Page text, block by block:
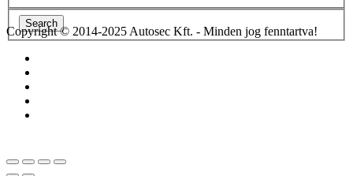
Search
Copyright © 2014-2025 Autosec Kft. - Minden jog fenntartva!